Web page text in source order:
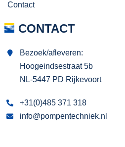
Contact
CONTACT
Bezoek/afleveren:
Hoogeindsestraat 5b
NL-5447 PD Rijkevoort
+31(0)485 371 318
info@pompentechniek.nl